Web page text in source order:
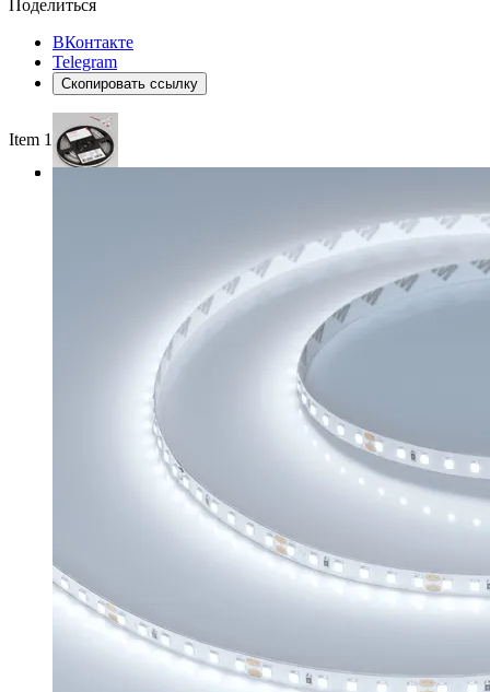
Поделиться
ВКонтакте
Telegram
Скопировать ссылку
Item 1 of 3